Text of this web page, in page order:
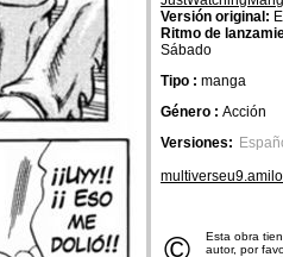
Versión original:
Ritmo de
Sábado
Tipo : manga
Género : Acción
Versiones:
Esta obra
autor, por